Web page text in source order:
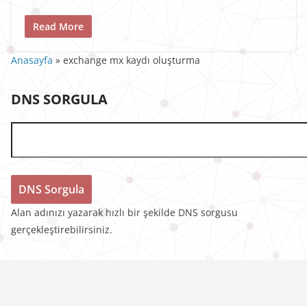
Read More
Anasayfa » exchange mx kaydı oluşturma
DNS SORGULA
Alan adınızı yazarak hızlı bir şekilde DNS sorgusu
gerçekleştirebilirsiniz.